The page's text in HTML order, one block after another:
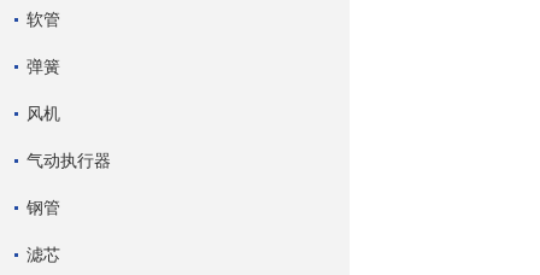
软管
弹簧
风机
气动执行器
钢管
滤芯